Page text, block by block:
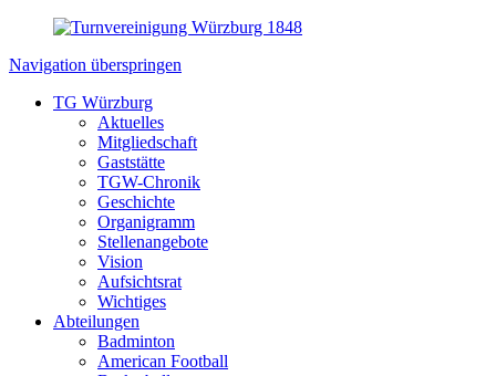
Navigation überspringen
TG Würzburg
Aktuelles
Mitgliedschaft
Gaststätte
TGW-Chronik
Geschichte
Organigramm
Stellenangebote
Vision
Aufsichtsrat
Wichtiges
Abteilungen
Badminton
American Football